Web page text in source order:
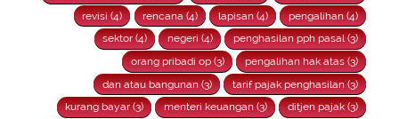
revisi (4)
rencana (4) lapisan (4)
pengalihan (4)
sektor (4)
negeri (4)
penghasilan pph pasal (3)
orang pribadi op (3)
pengalihan hak atas (3)
dan atau bangunan (3)
tarif pajak penghasilan (3)
kurang bayar (3)
menteri keuangan (3)
ditjen pajak (3)